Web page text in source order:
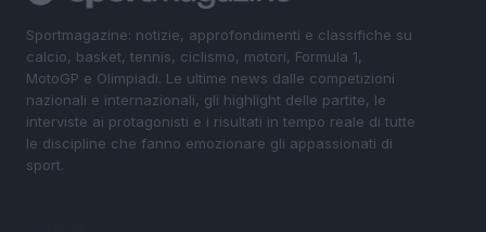
Sportmagazine: notizie, approfondimenti e classifiche su
calcio, basket, tennis, ciclismo, motori, Formula 1,
MotoGP e Olimpiadi. Le ultime news dalle competizioni
nazionali e internazionali, gli highlight delle partite, le
interviste ai protagonisti e i risultati in tempo reale di tutte
le discipline che fanno emozionare gli appassionati di
sport.